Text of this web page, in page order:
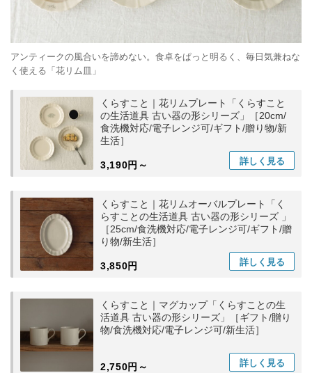
アンティークの風合いを諦めない。食卓をぱっと明るく、毎日気兼ねな
く使える「花リム皿」
くらすこと｜花リムプレート「くらすこと
の生活道具 古い器の形シリーズ」［20cm/
食洗機対応/電子レンジ可/ギフト/贈り物/新
生活］
3,190円～ 詳しく 見る
くらすこと｜花リムオーバルプレート「く
らすことの生活道具 古い器の形シリーズ 」
［25cm/食洗機対応/電子レンジ可/ギフト/贈
り物/新生活］
3,850円 詳しく 見る
くらすこと｜マグカップ「くらすことの生
活道具 古い器の形シリーズ」［ギフト/贈り
物/食洗機対応/電子レンジ可/新生活］
2,750円～ 詳しく 見る